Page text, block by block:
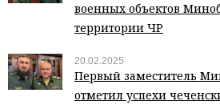
военных объектов
территории ЧР
20.02.2025
Первый заместитель
отметил успехи